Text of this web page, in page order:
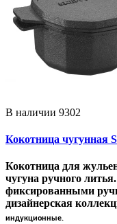
В наличии 9302
Кокотница чугунная
Кокотница для
чугуна ручного
фиксированными
дизайнерская
индукционные.